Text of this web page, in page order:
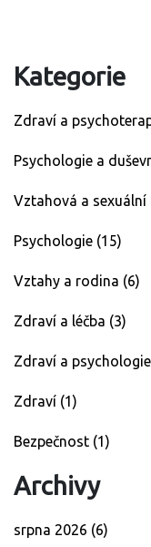
Kategorie
Zdraví a
Psychologie a
Vztahová a sexuální
Psychologie (15)
Vztahy a rodina (6)
Zdraví a léčba (3)
Zdraví a psychologie
Zdraví (1)
Bezpečnost (1)
Archivy
srpna 2026 (6)